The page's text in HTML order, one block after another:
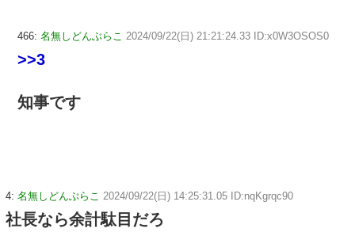
466: 名無しどんぶらこ 2024/09/22(日) 21:21:24.33 ID:x0W3OSOS0
>>3
知事です
4: 名無しどんぶらこ 2024/09/22(日) 14:25:31.05 ID:nqKgrqc90
社長なら余計駄目だろ